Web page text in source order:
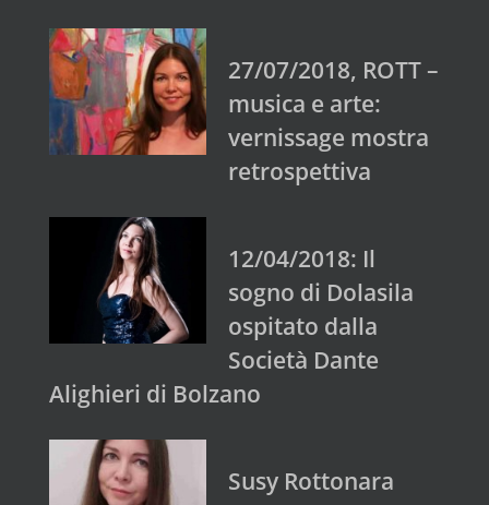
27/07/2018, ROTT –
musica e arte:
vernissage mostra
retrospettiva
12/04/2018: Il
sogno di Dolasila
ospitato dalla
Società Dante
Alighieri di Bolzano
Susy Rottonara